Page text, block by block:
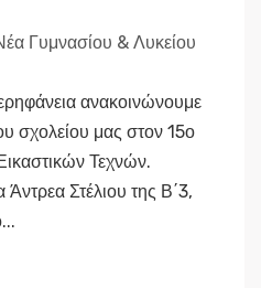
Γυμνασίου & Λυκείου
ανακοινώνουμε
σχολείου μας στον 15ο
Τεχνών.
Στέλιου της Β΄3,